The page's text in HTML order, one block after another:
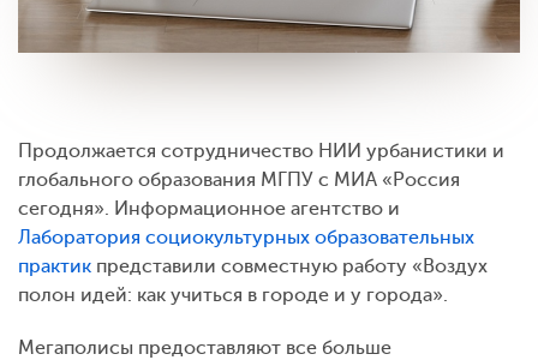
Продолжается сотрудничество НИИ урбанистики и
глобального образования МГПУ с МИА «Россия
сегодня». Информационное агентство и
Лаборатория социокультурных образовательных
практик представили совместную работу «Воздух
полон идей: как учиться в городе и у города».
Мегаполисы предоставляют все больше